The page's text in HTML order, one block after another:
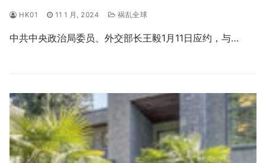
HK01 11 1 月, 2024 祸乱全球
中共中央政治局委员、外交部长王毅1月11日应约，与…